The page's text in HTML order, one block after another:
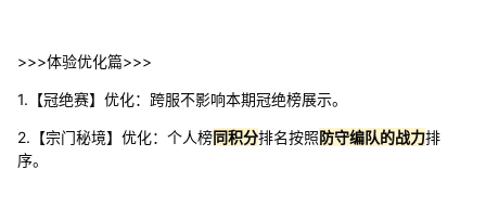
>>>体验优化篇>>>
1.【冠绝赛】优化：跨服不影响本期冠绝榜展示。
2.【宗门秘境】优化：个人榜同积分排名按照防守编队的战力排
序。